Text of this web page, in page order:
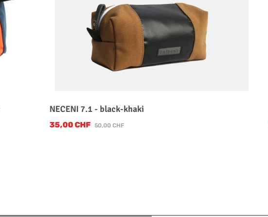
NECENI 7.1 - black-khaki
Verkaufspreis:
35,00 CHF Regulärer Preis:
50,00 CHF